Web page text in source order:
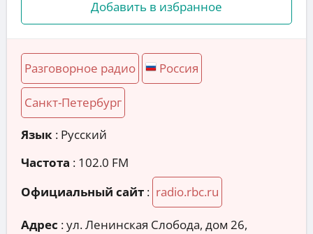
Добавить в избранное
Разговорное радио Россия
Санкт-Петербург
Язык : Русский
Частота : 102.0 FM
Официальный сайт : radio.rbc.ru
Адрес :ул. Ленинская Слобода, дом 26,